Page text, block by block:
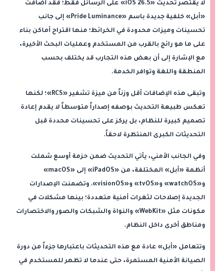
لا يقتصر تحديث «iOS 26.5» على الرسائل فقط؛ فقد أضافت
«أبل» خلفية جديدة باسم «Pride Luminance» إلى جانب
تحسينات وميزات محدودة في الخرائط؛ منها اقتراح أماكن بناء
على ما هو رائج بالقرب من المستخدم وعمليات البحث الأخيرة،
مع الإشارة إلى أن بعض هذه التجارب قد يختلف بحسب
المنطقة واللغة وتوافر الخدمة.
وتبقى هذه الإضافات أقل وزناً من ميزة تشفير «RCS»؛ لكنها
تعكس طبيعة التحديث بوصفه إصداراً متوسطاً لا يقدم إعادة
تصميم كبيرة للنظام، بل يركز على تحسينات محددة قبل
التحديثات الكبرى المنتظرة لاحقاً.
وفي الجانب الأمني، يأتي التحديث ضمن حزمة أوسع شملت
أنظمة «أبل» المختلفة، من «iPadOS» إلى «macOS»
و«watchOS» و«tvOS» و«visionOS». وتضمنت الإصدارات
الجديدة إصلاحات لثغرات أمنية متعددة؛ بينها مشكلات في
مكونات مثل «WebKit» والنواة والشبكات والصور والاختصارات
ومناطق أخرى داخل النظام.
وتتعامل «أبل» عادة مع هذه التحديثات باعتبارها جزءاً من دورة
الصيانة الأمنية المستمرة، حتى عندما لا تظهر للمستخدم في